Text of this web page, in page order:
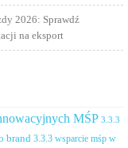
2026: Sprawdź
na eksport
MŚP 3.3.3
brand 3.3.3 wsparcie mśp w